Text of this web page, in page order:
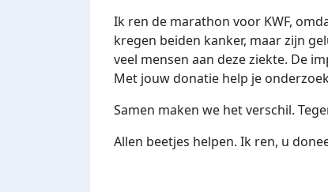
Ik ren de marathon voor KWF,
kregen beiden kanker, maar zijn
veel mensen aan deze ziekte. De
Met jouw donatie help je
Samen maken we het verschil.
Allen beetjes helpen. Ik ren, u